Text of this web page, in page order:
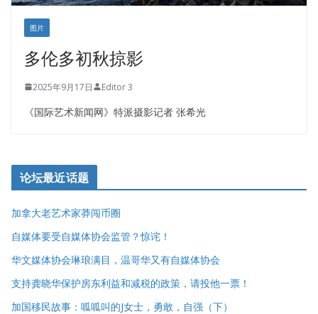
图片
多伦多初秋掠影
2025年9月17日 Editor 3
《国际艺术新闻网》特派摄影记者 张希光
论坛最近话题
加拿大老艺术家莽闯币圈
自媒体要受自媒体协会监管？惊诧！
华文媒体协会琳琅满目，温哥华又有自媒体协会
支持龚晓华保护房东利益和减税的政策，请投他一票！
加国移民故事：呱呱叫的J女士，勇敢，自强（下）